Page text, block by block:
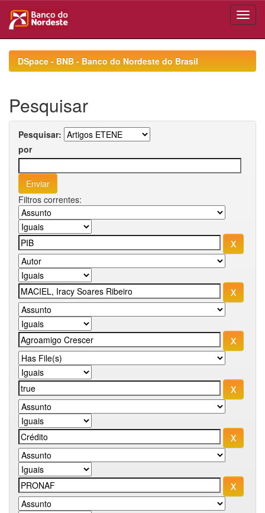
navigationDSpace - BNB - Banco do Nordeste do Brasil
Pesquisar
Pesquisar:
por
Filtros correntes: